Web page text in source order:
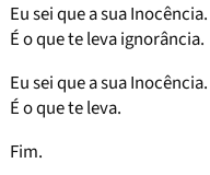
Eu sei que a sua Inocência.
É o que te leva ignorância.
Eu sei que a sua Inocência.
É o que te leva.
Fim.